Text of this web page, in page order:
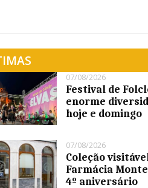
07/08/2026
Festival de
enorme
hoje e domingo
07/08/2026
Coleção
Farmácia
4º aniversário